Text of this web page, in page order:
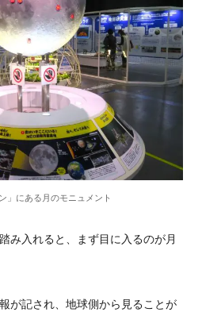
」にある月のモニュメント
み入れると、まず目に入るのが月
が記され、地球側から見ることが